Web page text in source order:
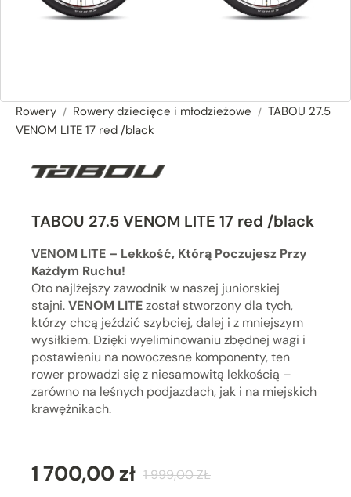
Rowery Rowery dziecięce i młodzieżowe
TABOU 27.5
VENOM LITE 17 red /black
TABOU 27.5 VENOM LITE 17 red /black
VENOM LITE – Lekkość, Którą Poczujesz Przy
Każdym Ruchu!
Oto najlżejszy zawodnik w naszej juniorskiej
stajni.VENOM LITEzostał stworzony dla tych,
którzy chcą jeździć szybciej, dalej i z mniejszym
wysiłkiem. Dzięki wyeliminowaniu zbędnej wagi i
postawieniu na nowoczesne komponenty, ten
rower prowadzi się z niesamowitą lekkością –
zarówno na leśnych podjazdach, jak i na miejskich
krawężnikach.
1 700,00 zł 1 999,00 ZŁ